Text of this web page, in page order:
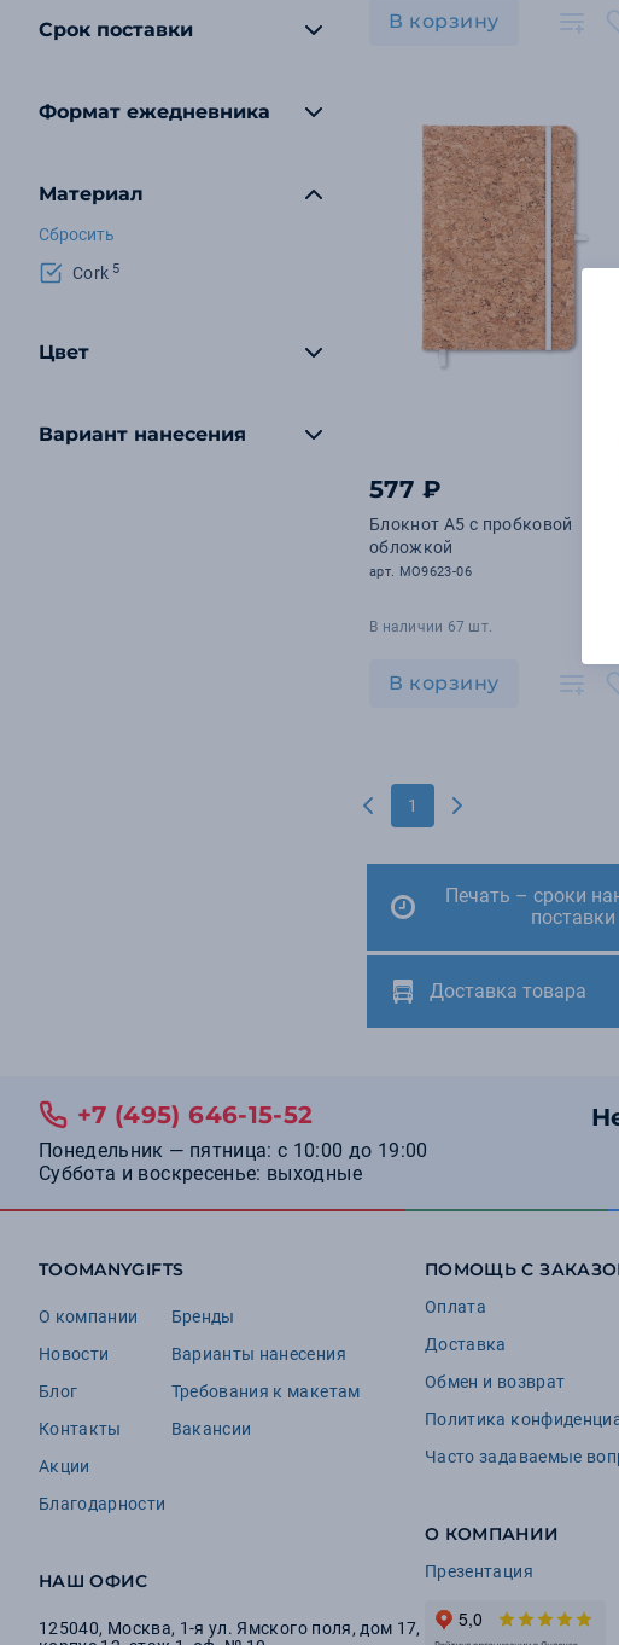
Срок поставки
Формат ежедневника
Материал
Сбросить
Cork 5
Цвет
Вариант нанесения
В корзину
577 ₽
Блокнот А5 с пробковой
обложкой
арт. MO9623-06
В наличии 67 шт.
В корзину
1
Печать – сроки
поставки
Доставка товара
+7 (495) 646-15-52
Понедельник — пятница: с 10:00 до 19:00
Суббота и воскресенье: выходные
TOOMANYGIFTS
О компании
Новости
Блог
Контакты
Акции
Благодарности
Бренды
Варианты нанесения
Требования к макетам
Вакансии
НАШ ОФИС
125040, Москва, 1-я ул. Ямского поля, дом 17,
ПОМОЩЬ С
Оплата
Доставка
Обмен и возврат
Политика
Часто задаваемые
О КОМПАНИИ
Презентация